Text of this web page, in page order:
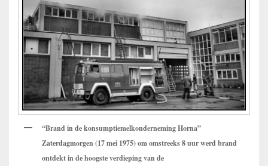
“Brand in de konsumptiemelkonderneming Horna”
Zaterdagmorgen (17 mei 1975) om omstreeks 8 uur werd brand
ontdekt in de hoogste verdieping van de